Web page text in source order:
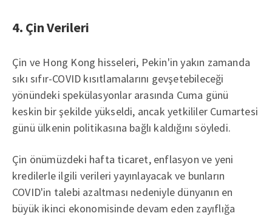
4. Çin Verileri
Çin ve Hong Kong hisseleri, Pekin'in yakın zamanda
sıkı sıfır-COVID kısıtlamalarını gevşetebileceği
yönündeki spekülasyonlar arasında Cuma günü
keskin bir şekilde yükseldi, ancak yetkililer Cumartesi
günü ülkenin politikasına bağlı kaldığını söyledi.
Çin önümüzdeki hafta ticaret, enflasyon ve yeni
kredilerle ilgili verileri yayınlayacak ve bunların
COVID'in talebi azaltması nedeniyle dünyanın en
büyük ikinci ekonomisinde devam eden zayıflığa